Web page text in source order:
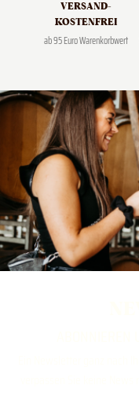
VERSAND­
KOSTENFREI
ab 95 Euro Warenkorbwert